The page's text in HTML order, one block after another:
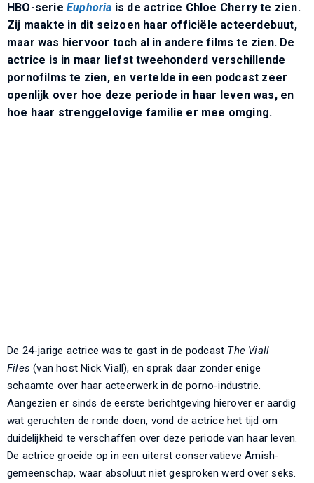
HBO-serie Euphoria is de actrice Chloe Cherry te zien.
Zij maakte in dit seizoen haar officiële acteerdebuut,
maar was hiervoor toch al in andere films te zien. De
actrice is in maar liefst tweehonderd verschillende
pornofilms te zien, en vertelde in een podcast zeer
openlijk over hoe deze periode in haar leven was, en
hoe haar strenggelovige familie er mee omging.
De 24-jarige actrice was te gast in de podcast The Viall
Files(van host Nick Viall), en sprak daar zonder enige
schaamte over haar acteerwerk in de porno-industrie.
Aangezien er sinds de eerste berichtgeving hierover er aardig
wat geruchten de ronde doen, vond de actrice het tijd om
duidelijkheid te verschaffen over deze periode van haar leven.
De actrice groeide op in een uiterst conservatieve Amish-
gemeenschap, waar absoluut niet gesproken werd over seks.